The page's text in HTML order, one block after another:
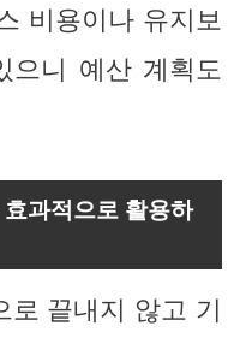
비용이나 유지보
으니 예산 계획도
과적으로 활용하
로 끝내지 않고 기